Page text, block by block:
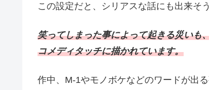
この設定だと、シリアスな話にも出来そ
笑ってしまった事によって起きる災いも
コメディタッチに描かれています。
作中、M-1やモノボケなどのワードが出